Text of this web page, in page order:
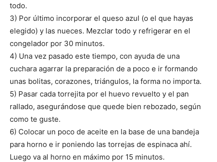
todo.
3) Por último incorporar el queso azul (o el que hayas
elegido) y las nueces. Mezclar todo y refrigerar en el
congelador por 30 minutos.
4) Una vez pasado este tiempo, con ayuda de una
cuchara agarrar la preparación de a poco e ir formando
unas bolitas, corazones, triángulos, la forma no importa.
5) Pasar cada torrejita por el huevo revuelto y el pan
rallado, asegurándose que quede bien rebozado, según
como te guste.
6) Colocar un poco de aceite en la base de una bandeja
para horno e ir poniendo las torrejas de espinaca ahí.
Luego va al horno en máximo por 15 minutos.